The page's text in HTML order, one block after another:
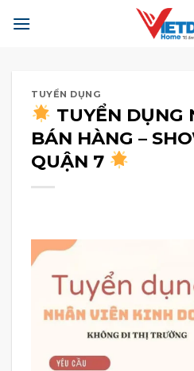
qua
TUYỂN DỤNG
TUYỂN DỤNG
BÁN HÀNG –
QUẬN 7